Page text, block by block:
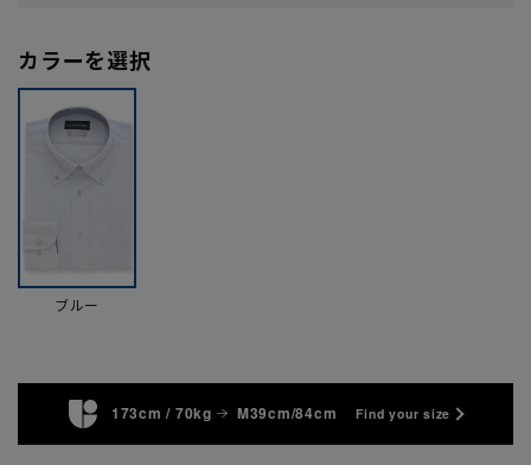
カラーを選択
ブルー
173cm / 70kg M39cm/84cm Find your size